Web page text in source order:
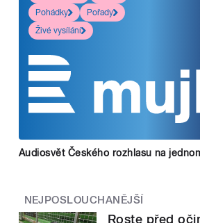
Pohádky
Pořady
Živé vysílání
Audiosvět Českého rozhlasu na
NEJPOSLOUCHANĚJŠÍ
Roste před